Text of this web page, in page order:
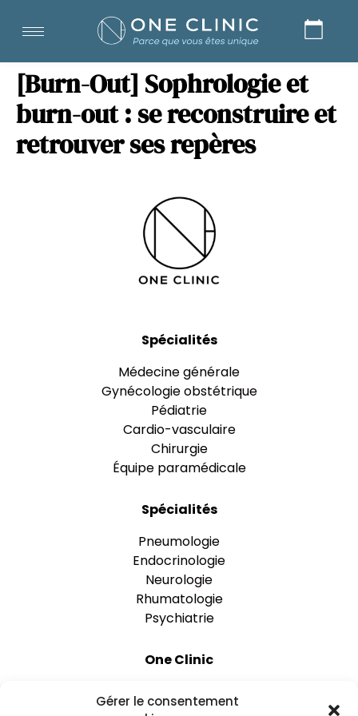
Gérer le consentement
[Burn-Out] Sophrologie et
burn-out : se reconstruire et
retrouver ses repères
Spécialités
Médecine générale
Gynécologie obstétrique
Pédiatrie
Cardio-vasculaire
Chirurgie
Équipe paramédicale
Spécialités
Pneumologie
Endocrinologie
Neurologie
Rhumatologie
Psychiatrie
One Clinic
Nos établissements
Rejoignez-nous